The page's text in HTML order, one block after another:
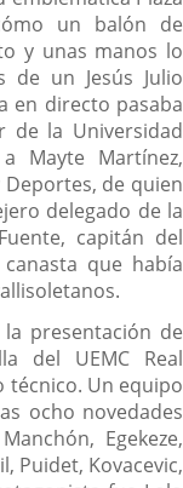
un balón de
y unas manos lo
de un Jesús Julio
en directo pasaba
de la Universidad
Mayte Martínez,
de quien
delegado de la
capitán del
que había
la presentación de
del UEMC Real
técnico. Un equipo
ocho novedades
Egekeze,
Puidet, Kovacevic,